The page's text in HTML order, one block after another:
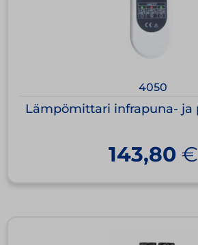
4050
Lämpömittari infrapuna-
143,80 €